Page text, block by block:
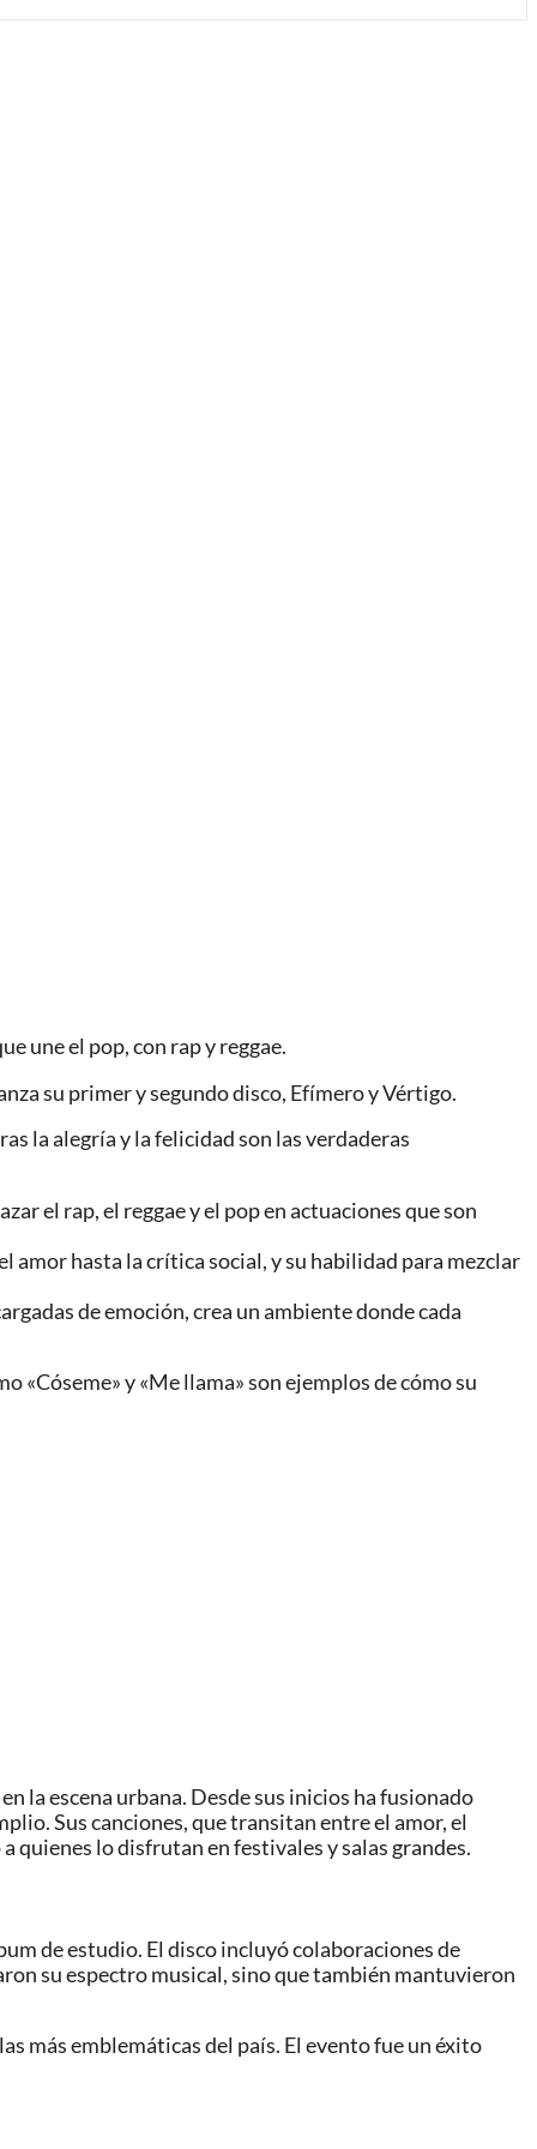
une el pop, con rap y reggae.
su primer y segundo disco, Efímero y Vértigo.
la alegría y la felicidad son las verdaderas
el rap, el reggae y el pop en actuaciones que son
amor hasta la crítica social, y su habilidad para mezclar
de emoción, crea un ambiente donde cada
«Cóseme» y «Me llama» son ejemplos de cómo su
la escena urbana. Desde sus inicios ha fusionado
Sus canciones, que transitan entre el amor, el
quienes lo disfrutan en festivales y salas grandes.
de estudio. El disco incluyó colaboraciones de
su espectro musical, sino que también mantuvieron
más emblemáticas del país. El evento fue un éxito